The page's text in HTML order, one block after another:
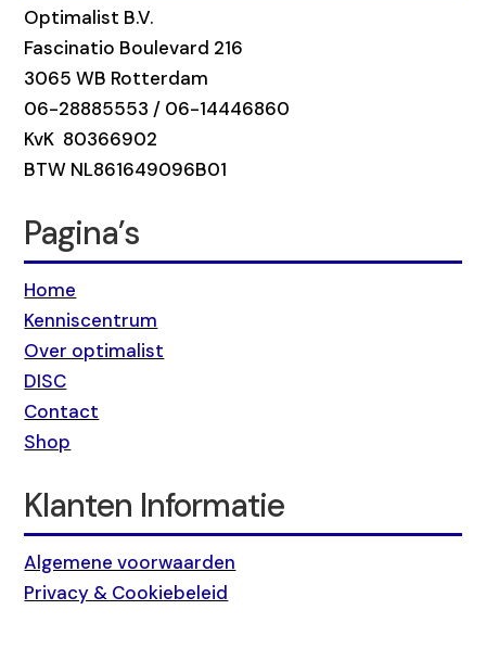
Optimalist B.V.
Fascinatio Boulevard 216
3065 WB Rotterdam
06-28885553 / 06-14446860
KvK 80366902
BTW NL861649096B01
Pagina’s
Home
Kenniscentrum
Over optimalist
DISC
Contact
Shop
Klanten Informatie
Algemene voorwaarden
Privacy & Cookiebeleid